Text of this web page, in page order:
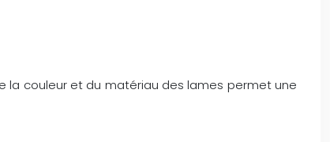
la couleur et du matériau des lames permet une